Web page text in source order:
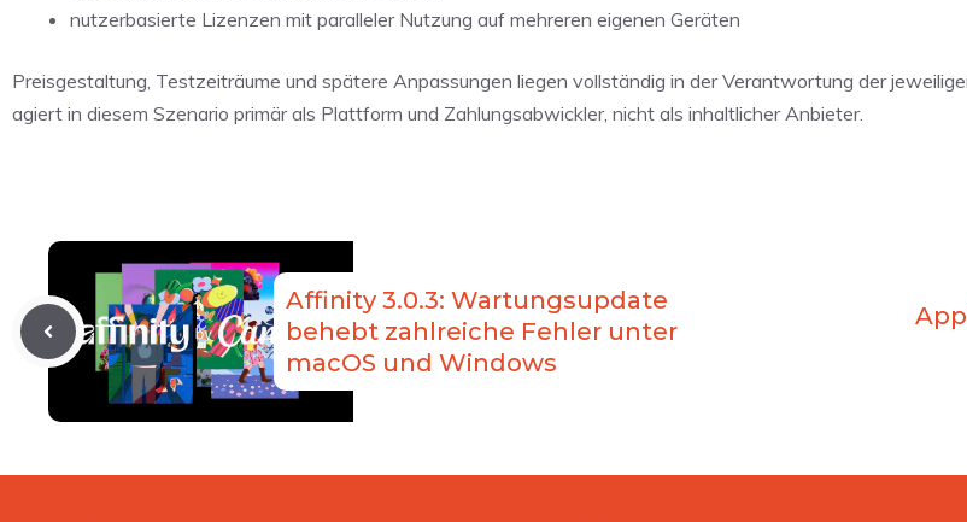
nutzerbasierte Lizenzen mit paralleler Nutzung auf mehreren eigenen Geräten
Preisgestaltung, Testzeiträume und spätere Anpassungen liegen vollständig in der Verantwortung der
agiert in diesem Szenario primär als Plattform und Zahlungsabwickler, nicht als inhaltlicher Anbieter.
Affinity 3.0.3: Wartungsupdate
behebt zahlreiche Fehler unter
macOS und Windows